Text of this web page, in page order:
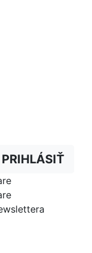
PRIHLÁSIŤ